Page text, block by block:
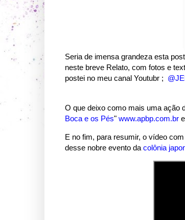
Seria de imensa grandeza esta
neste breve Relato, com fotos e
postei no meu canal Youtubr ;
O que deixo como mais uma ação
Boca e os Pés" www.apbp.com.br
E no fim, para resumir, o vídeo
desse nobre evento da colônia